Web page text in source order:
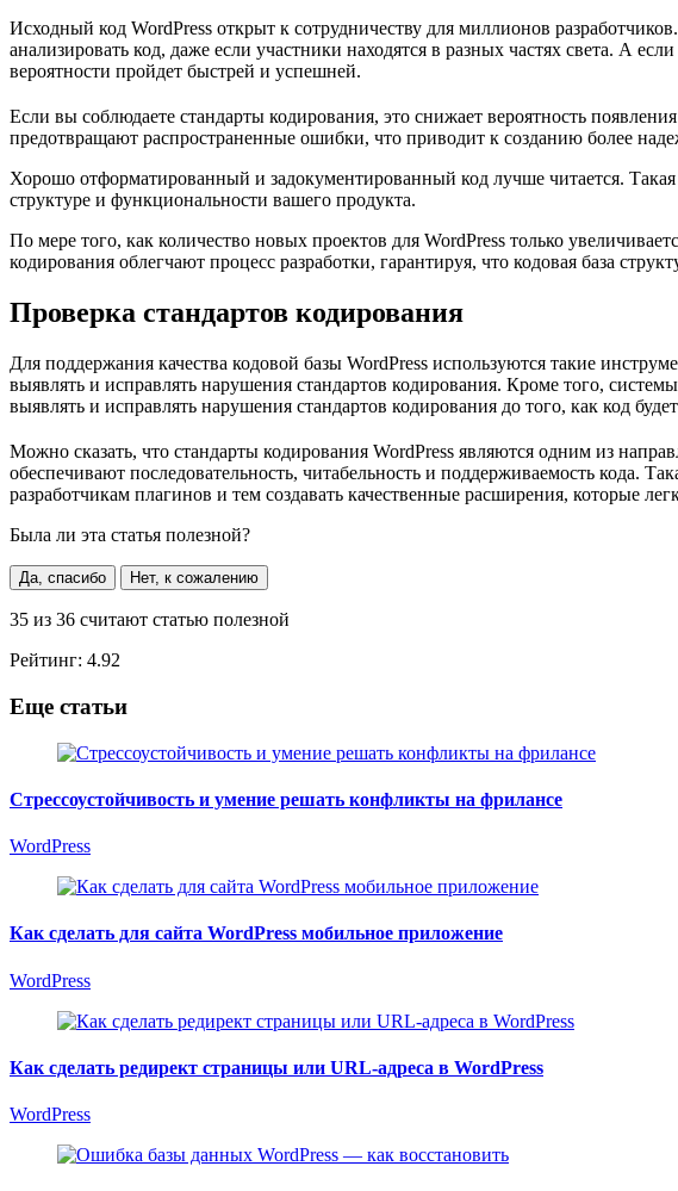
Исходный код WordPress открыт к сотрудничеству для миллионов
анализировать код, даже если участники находятся в разных частях света. А
вероятности пройдет быстрей и успешней.
Если вы соблюдаете стандарты кодирования, это снижает вероятность
предотвращают распространенные ошибки, что приводит к созданию более
Хорошо отформатированный и задокументированный код лучше читается. Такая
структуре и функциональности вашего продукта.
По мере того, как количество новых проектов для WordPress только
кодирования облегчают процесс разработки, гарантируя, что кодовая база
Проверка стандартов кодирования
Для поддержания качества кодовой базы WordPress используются такие
выявлять и исправлять нарушения стандартов кодирования. Кроме того,
выявлять и исправлять нарушения стандартов кодирования до того, как код
Можно сказать, что стандарты кодирования WordPress являются одним из
обеспечивают последовательность, читабельность и поддерживаемость кода.
разработчикам плагинов и тем создавать качественные расширения, которые
Была ли эта статья полезной?
Да, спасибо Нет, к сожалению
35 из 36 считают статью полезной
Рейтинг: 4.92
Еще статьи
Стрессоустойчивость и умение решать конфликты на фрилансе
WordPress
Как сделать для сайта WordPress мобильное приложение
WordPress
Как сделать редирект страницы или URL-адреса в WordPress
WordPress